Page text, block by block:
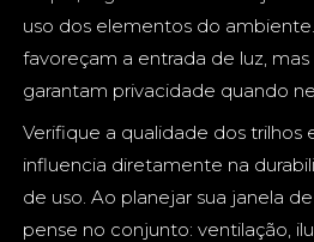
uso dos elementos do
favoreçam a entrada de luz,
garantam privacidade quando
Verifique a qualidade dos trilhos
influencia diretamente na
de uso. Ao planejar sua janela
pense no conjunto: ventilação,